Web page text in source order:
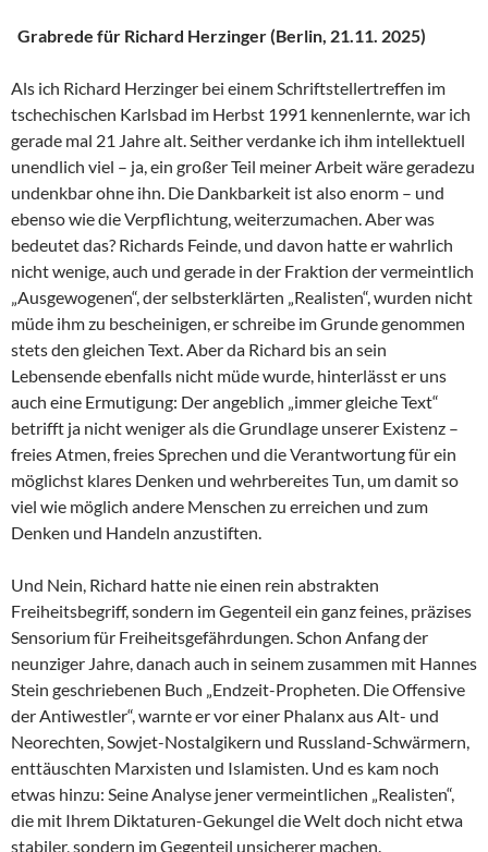
Grabrede für Richard Herzinger (Berlin, 21.11. 2025)
Als ich Richard Herzinger bei einem Schriftstellertreffen im
tschechischen Karlsbad im Herbst 1991 kennenlernte, war ich
gerade mal 21 Jahre alt. Seither verdanke ich ihm intellektuell
unendlich viel – ja, ein großer Teil meiner Arbeit wäre geradezu
undenkbar ohne ihn. Die Dankbarkeit ist also enorm – und
ebenso wie die Verpflichtung, weiterzumachen. Aber was
bedeutet das? Richards Feinde, und davon hatte er wahrlich
nicht wenige, auch und gerade in der Fraktion der vermeintlich
„Ausgewogenen“, der selbsterklärten „Realisten“, wurden nicht
müde ihm zu bescheinigen, er schreibe im Grunde genommen
stets den gleichen Text. Aber da Richard bis an sein
Lebensende ebenfalls nicht müde wurde, hinterlässt er uns
auch eine Ermutigung: Der angeblich „immer gleiche Text“
betrifft ja nicht weniger als die Grundlage unserer Existenz –
freies Atmen, freies Sprechen und die Verantwortung für ein
möglichst klares Denken und wehrbereites Tun, um damit so
viel wie möglich andere Menschen zu erreichen und zum
Denken und Handeln anzustiften.
Und Nein, Richard hatte nie einen rein abstrakten
Freiheitsbegriff, sondern im Gegenteil ein ganz feines, präzises
Sensorium für Freiheitsgefährdungen. Schon Anfang der
neunziger Jahre, danach auch in seinem zusammen mit Hannes
Stein geschriebenen Buch „Endzeit-Propheten. Die Offensive
der Antiwestler“, warnte er vor einer Phalanx aus Alt- und
Neorechten, Sowjet-Nostalgikern und Russland-Schwärmern,
enttäuschten Marxisten und Islamisten. Und es kam noch
etwas hinzu: Seine Analyse jener vermeintlichen „Realisten“,
die mit Ihrem Diktaturen-Gekungel die Welt doch nicht etwa
stabiler, sondern im Gegenteil unsicherer machen.